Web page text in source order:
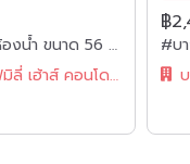
#มีนบุรี 2 ห้องนอน 2 ห้องน้ำ ขนาด 56 ตร.ม. ✨ || 🚝 ติดรถไฟฟ้า #MRT เศรษฐบุตรบําเพ็ญ || 5 นาที #แฟชั่นไอส์แลนด์ || ผ่อนเพียง 9,xxx บาท || รหัส3561
เอวาคัส การ์เด้นท์ แฟมิลี่ เฮ้าส์ คอนโดมิเนียม
฿